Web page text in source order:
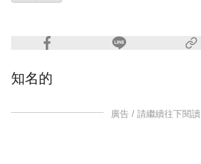
知名的
廣告 / 請繼續往下閱讀